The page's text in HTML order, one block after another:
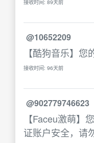
接收时间: 89天前
@10652209
【酷狗音乐】您
接收时间: 96天前
@902779746623
【Faceu激萌】
证账户安全，请